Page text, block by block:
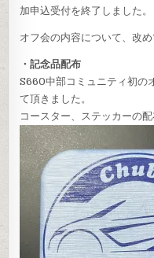
加申込受付を終了しました。
オフ会の内容について、改
・記念品配布
S660中部コミュニティ初の
て頂きました。
コースター、ステッカーの